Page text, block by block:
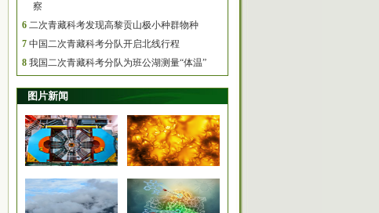
察
6 二次青藏科考发现高黎贡山极小种群物种
7 中国二次青藏科考分队开启北线行程
8 我国二次青藏科考分队为班公湖测量“体温”
图片新闻